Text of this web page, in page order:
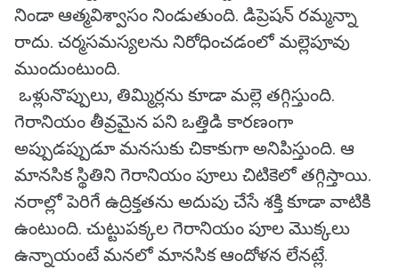
నిండా ఆత్మవిశ్వాసం నిండుతుంది. డిప్రెషన్‌ రమ్మన్నా
రాదు. చర్మసమస్యలను నిరోధించడంలో మల్లెపూవు
ముందుంటుంది.
ఒళ్లునొప్పులు, తిమ్మిర్లను కూడా మల్లె తగ్గిస్తుంది.
గెరానియం తీవ్రమైన పని ఒత్తిడి కారణంగా
అప్పుడప్పుడూ మనసుకు చికాకుగా అనిపిస్తుంది. ఆ
మానసిక స్థితిని గెరానియం పూలు చిటికెలో తగ్గిస్తాయి.
నరాల్లో పెరిగే ఉద్రిక్తతను అదుపు చేసే శక్తి కూడా వాటికి
ఉంటుంది. చుట్టుపక్కల గెరానియం పూల మొక్కలు
ఉన్నాయంటే మనలో మానసిక ఆందోళన లేనట్లే.